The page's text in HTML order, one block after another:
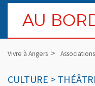
AU
Vivre à Angers Associations
CULTURE >